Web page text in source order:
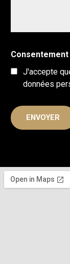
Consentement
J'accepte
données